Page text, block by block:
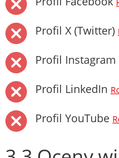
Profil X (Twitter)
Profil Instagram
Profil LinkedIn
Profil YouTube